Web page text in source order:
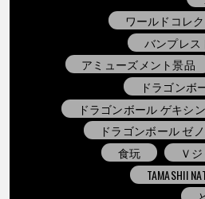
ワールドコレ
バンプレス
アミューズメント景品
ドラゴンボ
ドラゴンボール ゲキシ
ドラゴンボール ゼ
食玩
Ｖ
TAMASHII